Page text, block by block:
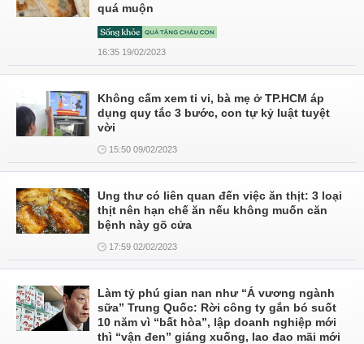
quá muộn
16:35 19/02/2023
Không cấm xem ti vi, bà mẹ ở TP.HCM áp
dụng quy tắc 3 bước, con tự kỷ luật tuyệt
vời
15:50 09/02/2023
Ung thư có liên quan đến việc ăn thịt: 3 loại
thịt nên hạn chế ăn nếu không muốn căn
bệnh này gõ cửa
17:59 02/02/2023
Làm tỷ phú gian nan như “Á vương ngành
sữa” Trung Quốc: Rời công ty gắn bó suốt
10 năm vì “bất hòa”, lập doanh nghiệp mới
thì “vận đen” giáng xuống, lao đao mãi mới